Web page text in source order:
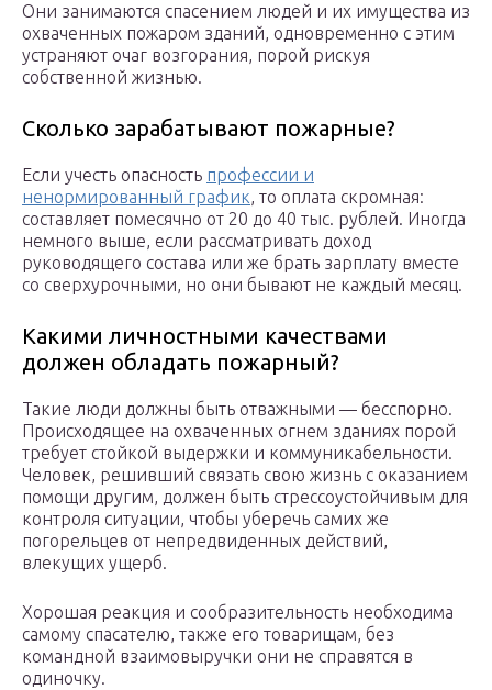
Они занимаются спасением людей и их имущества из
охваченных пожаром зданий, одновременно с этим
устраняют очаг возгорания, порой рискуя
собственной жизнью.
Сколько зарабатывают пожарные?
Если учесть опасность профессии и
ненормированный график, то оплата скромная:
составляет помесячно от 20 до 40 тыс. рублей. Иногда
немного выше, если рассматривать доход
руководящего состава или же брать зарплату вместе
со сверхурочными, но они бывают не каждый месяц.
Какими личностными качествами
должен обладать пожарный?
Такие люди должны быть отважными — бесспорно.
Происходящее на охваченных огнем зданиях порой
требует стойкой выдержки и коммуникабельности.
Человек, решивший связать свою жизнь с оказанием
помощи другим, должен быть стрессоустойчивым для
контроля ситуации, чтобы уберечь самих же
погорельцев от непредвиденных действий,
влекущих ущерб.
Хорошая реакция и сообразительность необходима
самому спасателю, также его товарищам, без
командной взаимовыручки они не справятся в
одиночку.